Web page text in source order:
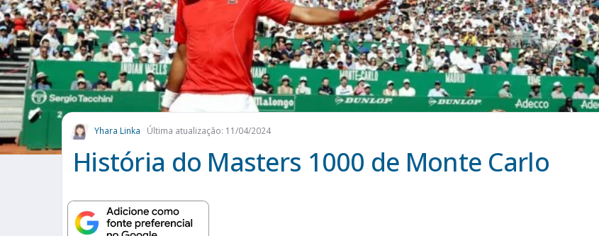
Yhara Linka Última atualização: 11/04/2024
História do Masters 1000 de Monte Carlo